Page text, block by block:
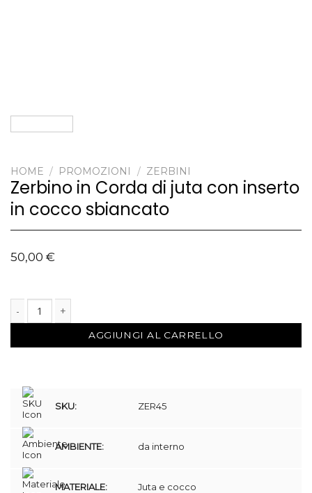
HOME / PROMOZIONI / ZERBINI
Zerbino in Corda di juta con inserto
in cocco sbiancato
50,00 €
Zerbino in Corda di juta con inserto in cocco sbiancato quantità
AGGIUNGI AL CARRELLO
SKU: ZER45
AMBIENTE: da interno
MATERIALE: Juta e cocco